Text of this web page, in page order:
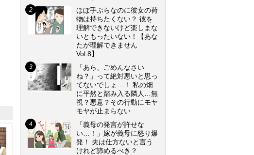
ほぼ手ぶらなのに彼女の荷
物は持ちたくない？ 彼を
理解できないけど楽しまな
いともったいない！【あな
たが理解できません
Vol.8】
「あら、ごめんなさい
ね？」って絶対悪いと思っ
てないでしょ…！ 私の畑
に平然と踏み入る隣人…無
視？悪意？その行動にモヤ
モヤが止まらない
「義母の発言が許せな
い…！」嫁が義母に怒り爆
発！ 夫は仕方ないと言う
けれど諦めるべき？